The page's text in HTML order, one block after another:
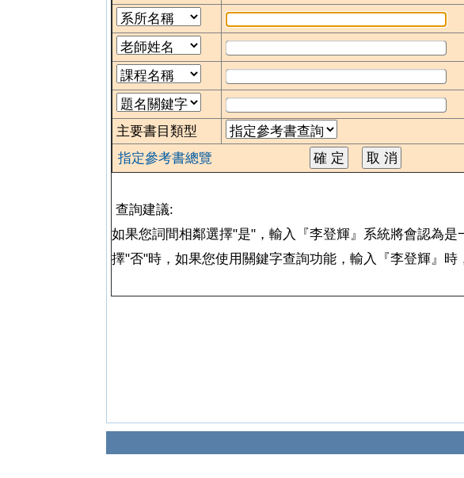
主要書目類型
指定參考書總覽
查詢建議:
如果您詞間相鄰選擇"是"，輸入『李登輝』系統將會認為
擇"否"時，如果您使用關鍵字查詢功能，輸入『李登輝』